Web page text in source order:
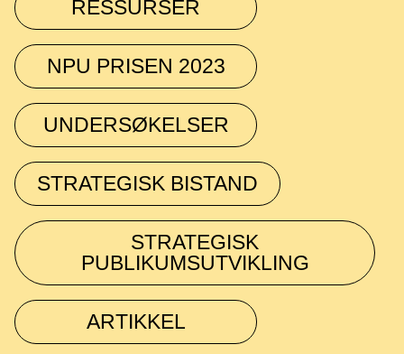
RESSURSER
NPU PRISEN 2023
UNDERSØKELSER
STRATEGISK BISTAND
STRATEGISK
PUBLIKUMSUTVIKLING
ARTIKKEL